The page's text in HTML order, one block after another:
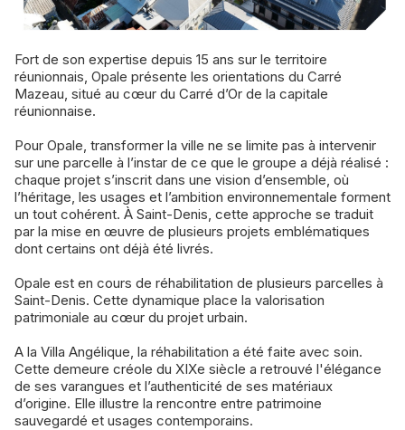
Fort de son expertise depuis 15 ans sur le territoire
réunionnais, Opale présente les orientations du Carré
Mazeau, situé au cœur du Carré d’Or de la capitale
réunionnaise.
Pour Opale, transformer la ville ne se limite pas à intervenir
sur une parcelle à l’instar de ce que le groupe a déjà réalisé :
chaque projet s’inscrit dans une vision d’ensemble, où
l’héritage, les usages et l’ambition environnementale forment
un tout cohérent. À Saint-Denis, cette approche se traduit
par la mise en œuvre de plusieurs projets emblématiques
dont certains ont déjà été livrés.
Opale est en cours de réhabilitation de plusieurs parcelles à
Saint-Denis. Cette dynamique place la valorisation
patrimoniale au cœur du projet urbain.
A la Villa Angélique, la réhabilitation a été faite avec soin.
Cette demeure créole du XIXe siècle a retrouvé l'élégance
de ses varangues et l’authenticité de ses matériaux
d’origine. Elle illustre la rencontre entre patrimoine
sauvegardé et usages contemporains.